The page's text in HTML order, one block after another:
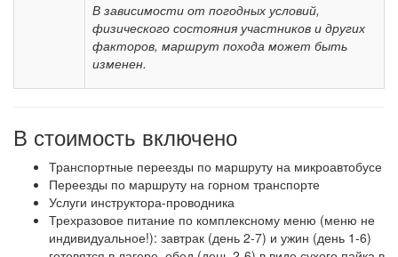
В зависимости от погодных условий,
физического состояния участников и других
факторов, маршрут похода может быть
изменен.
В стоимость включено
Транспортные переезды по маршруту на микроавтобусе
Переезды по маршруту на горном транспорте
Услуги инструктора-проводника
Трехразовое питание по комплексному меню (меню не
индивидуальное!): завтрак (день 2-7) и ужин (день 1-6)